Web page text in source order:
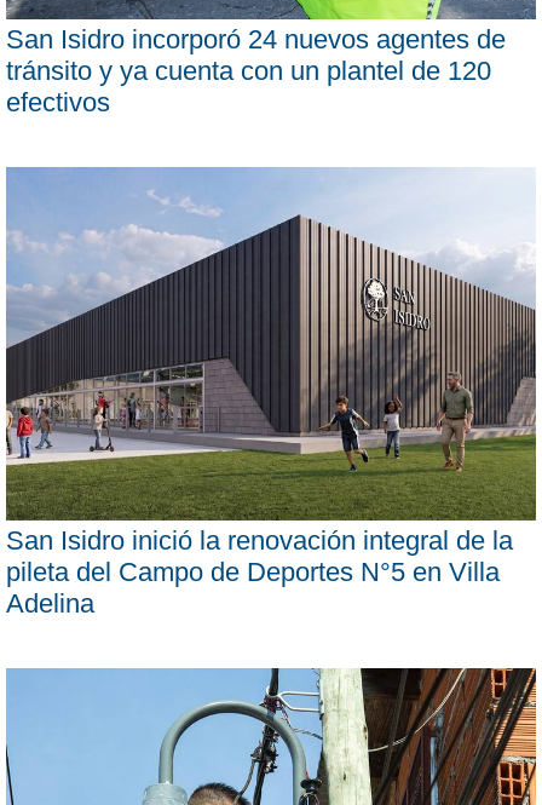
San Isidro incorporó 24 nuevos agentes de
tránsito y ya cuenta con un plantel de 120
efectivos
San Isidro inició la renovación integral de la
pileta del Campo de Deportes N°5 en Villa
Adelina